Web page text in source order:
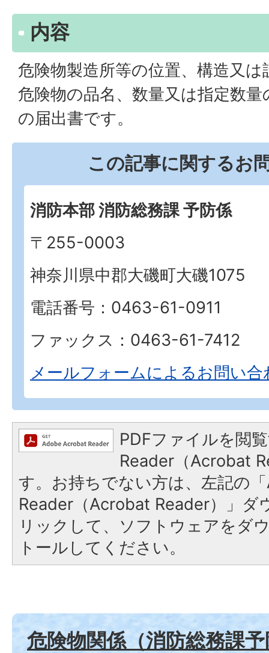
内容
危険物製造所等の位置、構造又
危険物の品名、数量又は指定数
の届出書です。
この記事に関するお
消防本部 消防総務課 予防係
〒255-0003
神奈川県中郡大磯町大磯1075
電話番号：0463-61-0911
ファックス：0463-61-7412
メールフォームによるお問い合
PDFファイルを閲
Reader（Acrobat
す。お持ちでない方は、左記の
Reader（Acrobat Reader）」ダ
リックして、ソフトウェアをダ
トールしてください。
危険物関係（消防総務課